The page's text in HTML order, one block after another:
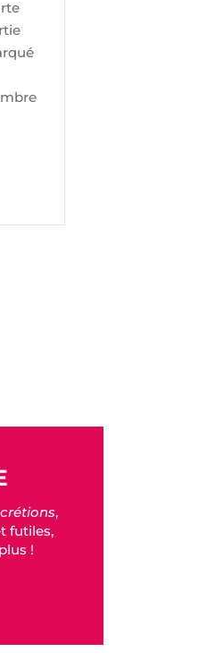
,
futiles,
!